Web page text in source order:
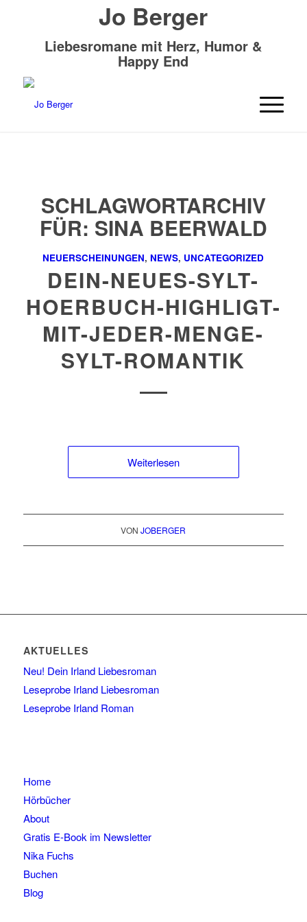
Jo Berger
Liebesromane mit Herz, Humor &
Happy End
SCHLAGWORTARCHIV
FÜR: SINA BEERWALD
NEUERSCHEINUNGEN, NEWS, UNCATEGORIZED
DEIN-NEUES-SYLT-
HOERBUCH-HIGHLIGT-
MIT-JEDER-MENGE-
SYLT-ROMANTIK
Weiterlesen
VONJOBERGER
AKTUELLES
Neu! Dein Irland Liebesroman
Leseprobe Irland Liebesroman
Leseprobe Irland Roman
Home
Hörbücher
About
Gratis E-Book im Newsletter
Nika Fuchs
Buchen
Blog